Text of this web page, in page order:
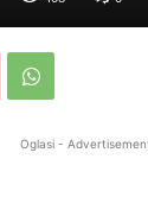
Oglasi -